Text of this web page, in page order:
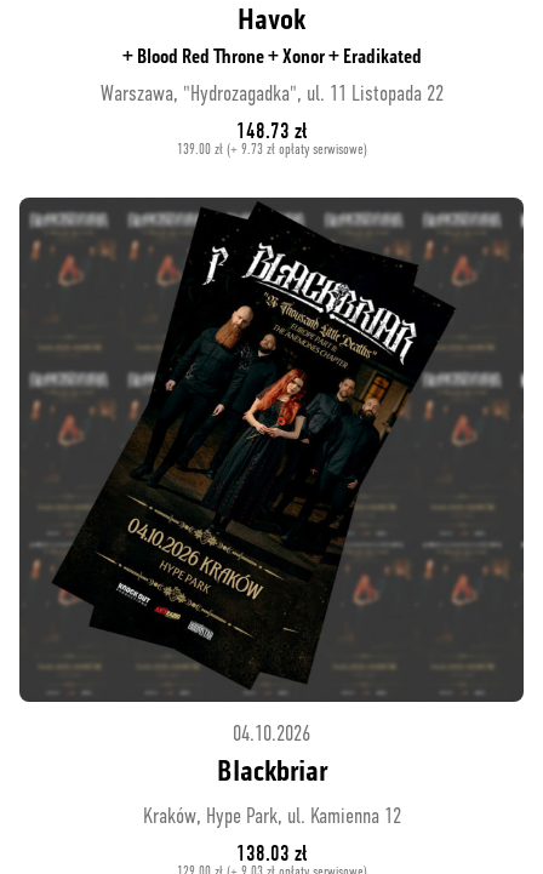
Havok
+ Blood Red Throne + Xonor + Eradikated
Warszawa, "Hydrozagadka", ul. 11 Listopada 22
148.73 zł
139.00 zł (+ 9.73 zł opłaty serwisowe)
04.10.2026
Blackbriar
Kraków, Hype Park, ul. Kamienna 12
138.03 zł